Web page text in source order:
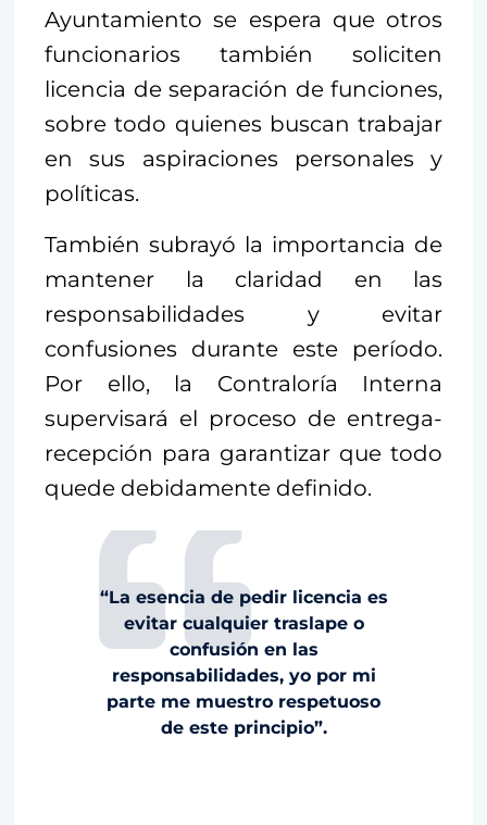
Ayuntamiento se espera que otros
funcionarios también soliciten
licencia de separación de funciones,
sobre todo quienes buscan trabajar
en sus aspiraciones personales y
políticas.
También subrayó la importancia de
mantener la claridad en las
responsabilidades y evitar
confusiones durante este período.
Por ello, la Contraloría Interna
supervisará el proceso de entrega-
recepción para garantizar que todo
quede debidamente definido.
“La esencia de pedir licencia es
evitar cualquier traslape o
confusión en las
responsabilidades, yo por mi
parte me muestro respetuoso
de este principio”.